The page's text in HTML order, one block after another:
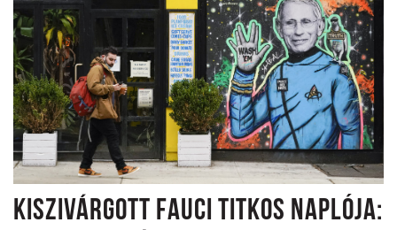
KISZIVÁRGOTT FAUCI TITKOS NAPLÓJA: